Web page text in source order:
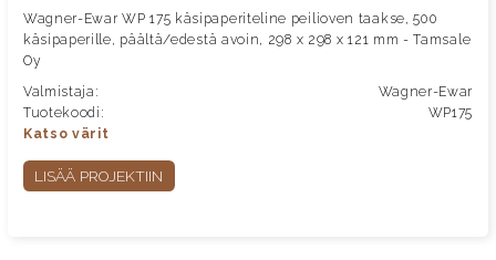
Wagner-Ewar WP 175 käsipaperiteline peilioven taakse, 500
käsipaperille, päältä/edestä avoin, 298 x 298 x 121 mm - Tamsale
Oy
Valmistaja:
Wagner-Ewar
Tuotekoodi:
WP175
Katso värit
LISÄÄ PROJEKTIIN